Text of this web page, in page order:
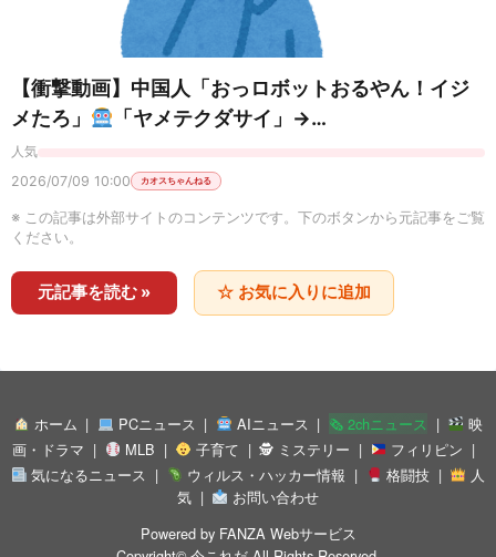
【衝撃動画】中国人「おっロボットおるやん！イジ
メたろ」
「ヤメテクダサイ」→…
人気
2026/07/09 10:00 カオスちゃんねる
※ この記事は外部サイトのコンテンツです。下のボタンから元記事をご覧
ください。
元記事を読む » ☆ お気に入りに追加
ホーム PCニュース AIニュース 🗞 2chニュース
映
画・ドラマ
MLB 子育て 🕵 ミステリー
フィリピン
気になるニュース
ウィルス・ハッカー情報 格闘技
人
気
お問い合わせ
Powered by FANZA Webサービス